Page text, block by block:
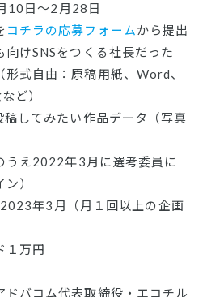
10日〜2月28日
コチラの応募フォームから提出
向けSNSをつくる社長だった
式自由：原稿用紙、Word、
ど）
稿してみたい作品データ（写真
え2022年3月に選考委員に
）
年3月（月１回以上の企画
１万円
ドバコム代表取締役・エコチル